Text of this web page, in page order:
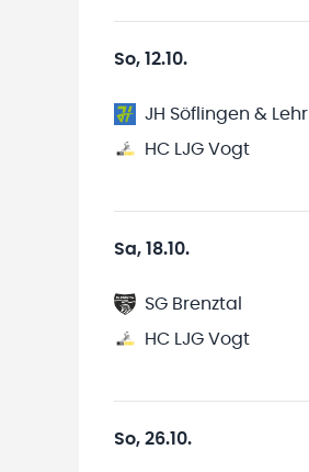
So, 12.10.
JH Söflingen & Lehr
HC LJG Vogt
Sa, 18.10.
SG Brenztal
HC LJG Vogt
So, 26.10.